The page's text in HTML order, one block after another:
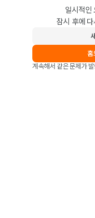
일시적인
잠시 후에
홈
계속해서 같은 문제가